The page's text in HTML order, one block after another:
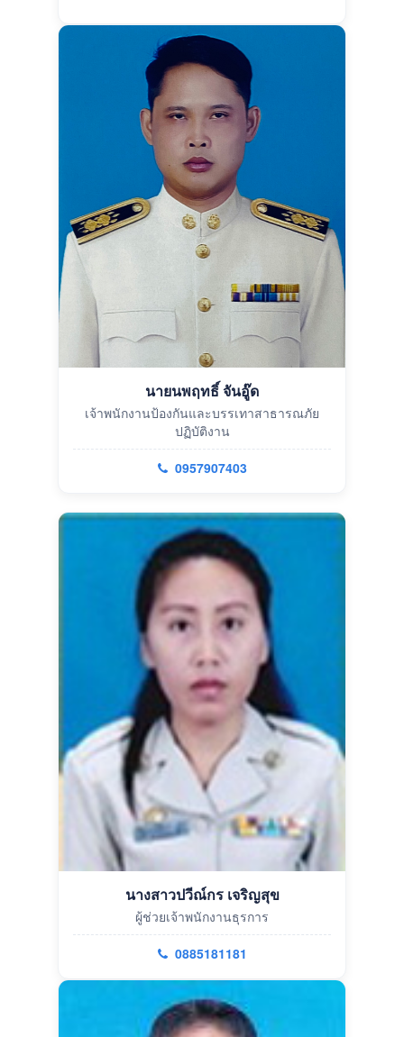
นายนพฤทธิ์ จันอู๊ด
เจ้าพนักงานป้องกันและบรรเทาสาธารณภัย
ปฏิบัติงาน
0957907403
นางสาวปวีณ์กร เจริญสุข
ผู้ช่วยเจ้าพนักงานธุรการ
0885181181